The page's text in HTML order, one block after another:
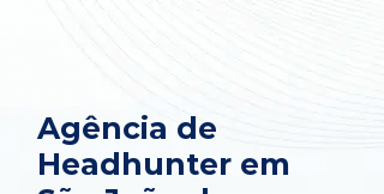
Agência de
Headhunter em